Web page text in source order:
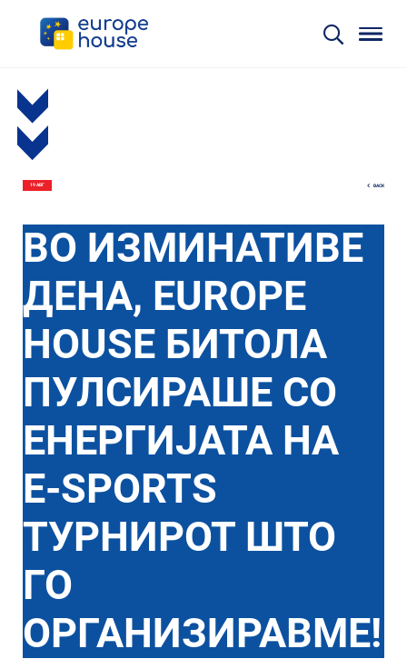
19 АВГ BACK
ВО ИЗМИНАТИВЕ
ДЕНА, EUROPE
HOUSE БИТОЛА
ПУЛСИРАШЕ СО
ЕНЕРГИЈАТА НА
E-SPORTS
ТУРНИРОТ ШТО
ГО
ОРГАНИЗИРАВМЕ!